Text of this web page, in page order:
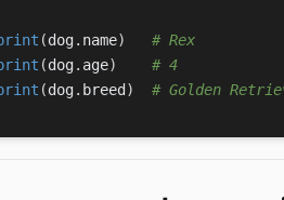
(dog. name)
# Rex
(dog. age)
# 4
(dog. breed ) # Golden